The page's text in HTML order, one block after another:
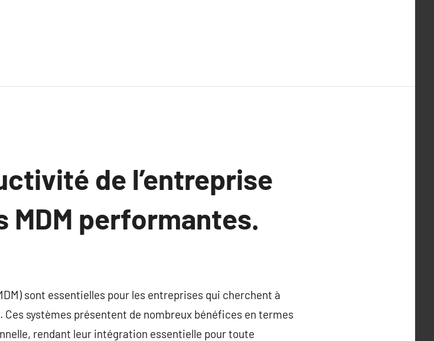
de l’entreprise
MDM performantes.
sont essentielles pour les entreprises qui cherchent à
systèmes présentent de nombreux bénéfices en termes
rendant leur intégration essentielle pour toute